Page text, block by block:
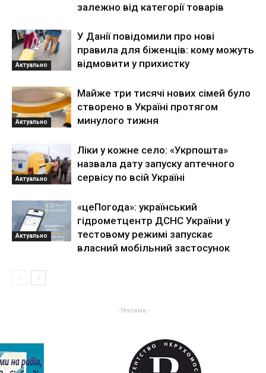
залежно від категорії товарів
Актуально
У Данії повідомили про нові
правила для біженців: кому можуть
відмовити у прихистку
Актуально
Майже три тисячі нових сімей було
створено в Україні протягом
минулого тижня
Актуально
Ліки у кожне село: «Укрпошта»
назвала дату запуску аптечного
сервісу по всій Україні
Актуально
«цеПогода»: український
гідрометцентр ДСНС України у
тестовому режимі запускає
власний мобільний застосунок
- Реклама -